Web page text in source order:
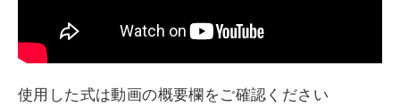
使用した式は動画の概要欄をご確認ください